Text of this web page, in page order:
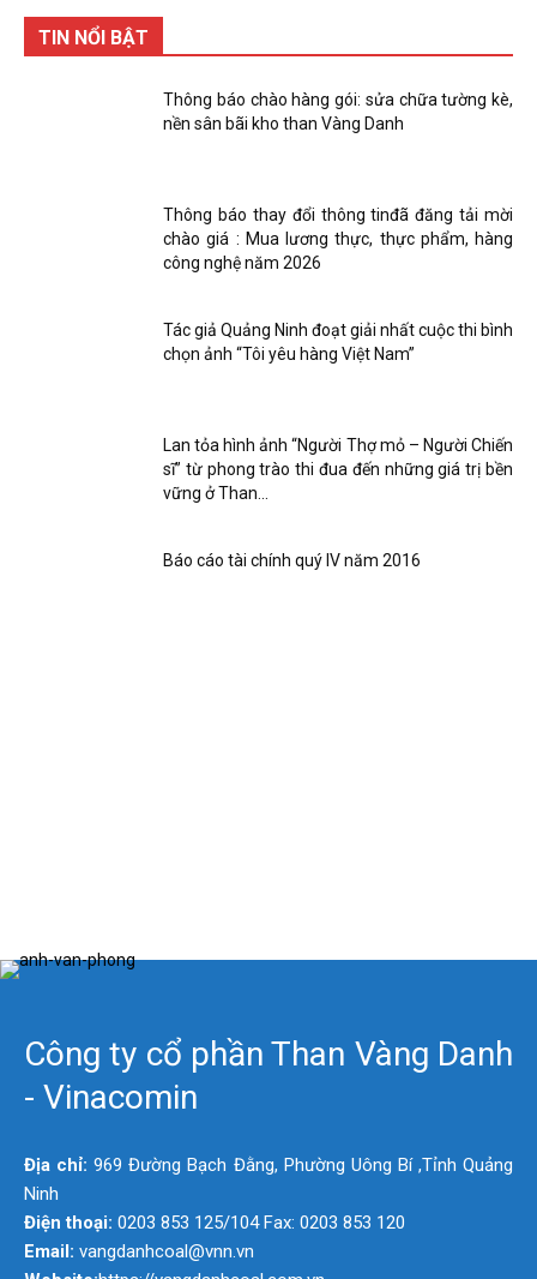
TIN NỔI BẬT
Thông báo chào hàng gói: sửa chữa tường kè,
nền sân bãi kho than Vàng Danh
Thông báo thay đổi thông tinđã đăng tải mời
chào giá : Mua lương thực, thực phẩm, hàng
công nghệ năm 2026
Tác giả Quảng Ninh đoạt giải nhất cuộc thi bình
chọn ảnh “Tôi yêu hàng Việt Nam”
Lan tỏa hình ảnh “Người Thợ mỏ – Người Chiến
sĩ” từ phong trào thi đua đến những giá trị bền
vững ở Than...
Báo cáo tài chính quý IV năm 2016
Công ty cổ phần Than Vàng Danh
- Vinacomin
Địa chỉ: 969 Đường Bạch Đằng, Phường Uông Bí ,Tỉnh Quảng
Ninh
Điện thoại: 0203 853 125/104 Fax: 0203 853 120
Email: vangdanhcoal@vnn.vn